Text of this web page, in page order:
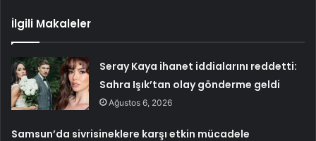
İlgili Makaleler
Seray Kaya ihanet iddialarını reddetti:
Sahra Işık’tan olay gönderme geldi
Ağustos 6, 2026
Samsun’da sivrisineklere karşı etkin mücadele